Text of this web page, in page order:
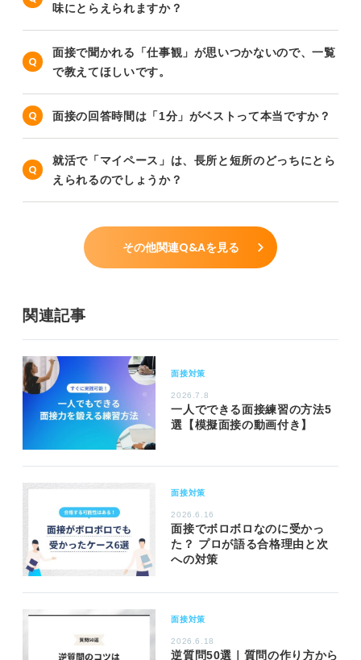
味にとらえられますか？
面接で聞かれる「仕事観」が思いつかないので、一覧
で教えてほしいです。
面接の回答時間は「1分」がベストって本当ですか？
就活で「マイペース」は、長所と短所のどっちにとら
えられるのでしょうか？
その他関連Q&Aを見る
関連記事
面接対策
2026.7.8
一人でできる面接練習の方法5
選【模擬面接の動画付き】
面接対策
2026.6.16
面接でボロボロなのに受かっ
た？ プロが語る合格理由と次
への対策
面接対策
2026.6.18
逆質問50選｜質問の作り方から